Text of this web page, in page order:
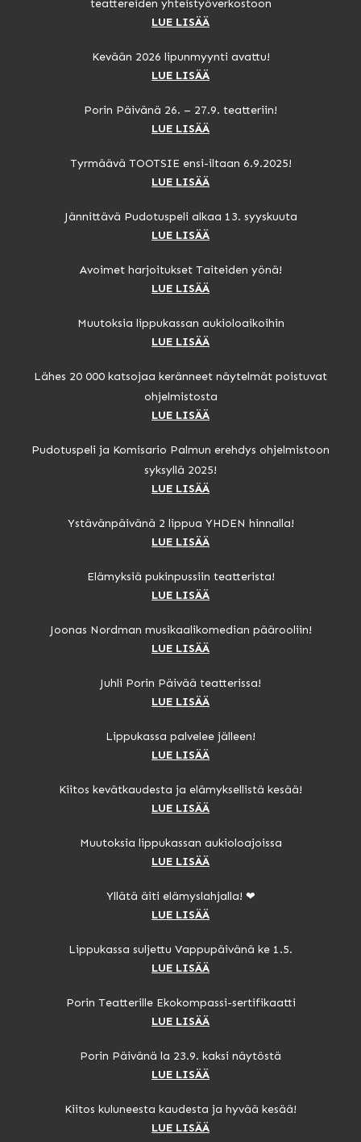
teattereiden yhteistyöverkostoon
LUE LISÄÄ
Kevään 2026 lipunmyynti avattu!
LUE LISÄÄ
Porin Päivänä 26. – 27.9. teatteriin!
LUE LISÄÄ
Tyrmäävä TOOTSIE ensi-iltaan 6.9.2025!
LUE LISÄÄ
Jännittävä Pudotuspeli alkaa 13. syyskuuta
LUE LISÄÄ
Avoimet harjoitukset Taiteiden yönä!
LUE LISÄÄ
Muutoksia lippukassan aukioloaikoihin
LUE LISÄÄ
Lähes 20 000 katsojaa keränneet näytelmät poistuvat
ohjelmistosta
LUE LISÄÄ
Pudotuspeli ja Komisario Palmun erehdys ohjelmistoon
syksyllä 2025!
LUE LISÄÄ
Ystävänpäivänä 2 lippua YHDEN hinnalla!
LUE LISÄÄ
Elämyksiä pukinpussiin teatterista!
LUE LISÄÄ
Joonas Nordman musikaalikomedian päärooliin!
LUE LISÄÄ
Juhli Porin Päivää teatterissa!
LUE LISÄÄ
Lippukassa palvelee jälleen!
LUE LISÄÄ
Kiitos kevätkaudesta ja elämyksellistä kesää!
LUE LISÄÄ
Muutoksia lippukassan aukioloajoissa
LUE LISÄÄ
Yllätä äiti elämyslahjalla! ❤
LUE LISÄÄ
Lippukassa suljettu Vappupäivänä ke 1.5.
LUE LISÄÄ
Porin Teatterille Ekokompassi-sertifikaatti
LUE LISÄÄ
Porin Päivänä la 23.9. kaksi näytöstä
LUE LISÄÄ
Kiitos kuluneesta kaudesta ja hyvää kesää!
LUE LISÄÄ